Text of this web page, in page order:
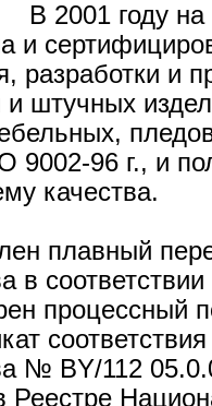
В 2001 году
и
разработки и
и штучных
96 г., и
качества.
плавный
в
процессный
№ ВY/112
Реестре